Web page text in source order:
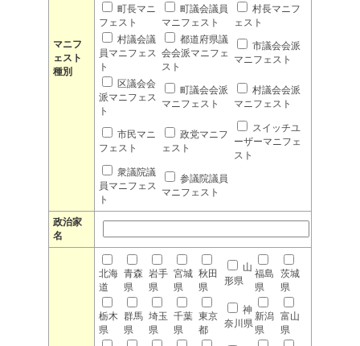
マニフ
ェスト
種別
町長マニ
フェスト
町議会議員
マニフェスト
村長マニフ
ェスト
村議会議
員マニフェス
ト
都道府県議
会会派マニフェ
スト
市議会会派
マニフェスト
区議会会
派マニフェス
ト
町議会会派
マニフェスト
村議会会派
マニフェスト
市民マニ
フェスト
政党マニフ
ェスト
スイッチユ
ーザーマニフェ
スト
衆議院議
員マニフェス
ト
参議院議員
マニフェスト
政治家
名
北海
道
青森
県
岩手
県
宮城
県
秋田
県
山
形県
福島
県
茨城
県
栃木
県
群馬
県
埼玉
県
千葉
県
東京
都
神
奈川県
新潟
県
富山
県